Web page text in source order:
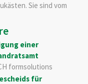
Sie sind vom
einer
formsolutions
für